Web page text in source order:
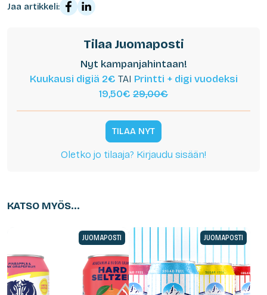
Jaa artikkeli:
Tilaa Juomaposti
Nyt kampanjahintaan!
Kuukausi digiä 2€ TAI Printti + digi vuodeksi
19,50€ 29,00€
TILAA NYT
Oletko jo tilaaja? Kirjaudu sisään!
KATSO MYÖS...
JUOMAPOSTI JUOMAPOSTI